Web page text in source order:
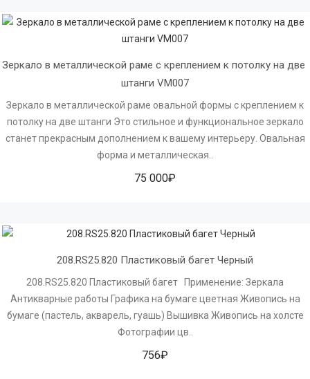
Зеркало в металлической раме с креплением к потолку на две
штанги VM007
Зеркало в металлической раме овальной формы с креплением к
потолку на две штанги Это стильное и функциональное зеркало
станет прекрасным дополнением к вашему интерьеру. Овальная
форма и металлическая..
75 000₽
208.RS25.820 Пластиковый багет Черный
208.RS25.820 Пластиковый багет Применение: Зеркала
Антикварные работы Графика на бумаге цветная Живопись на
бумаге (пастель, акварель, гуашь) Вышивка Живопись на холсте
Фотографии цв..
756₽